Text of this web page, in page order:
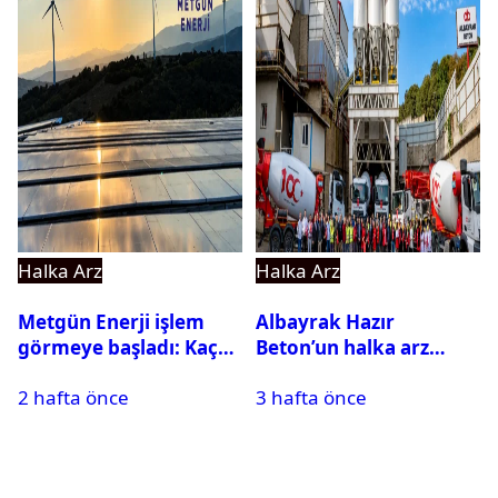
Halka Arz
Metgün Enerji işlem
görmeye başladı: Kaç
2 hafta önce
Halka Arz
Albayrak Hazır
Beton’un halka arz
3 hafta önce